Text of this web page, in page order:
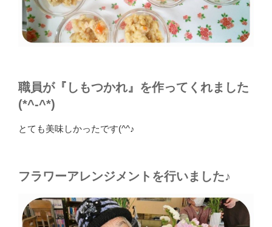
職員が『しもつかれ』を作ってくれました
(*^-^*)
とても美味しかったです(^^♪
フラワーアレンジメントを行いました♪